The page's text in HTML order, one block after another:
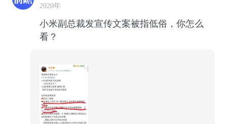
2020年
小米副总裁发宣传文案被指低俗，你怎么
看？